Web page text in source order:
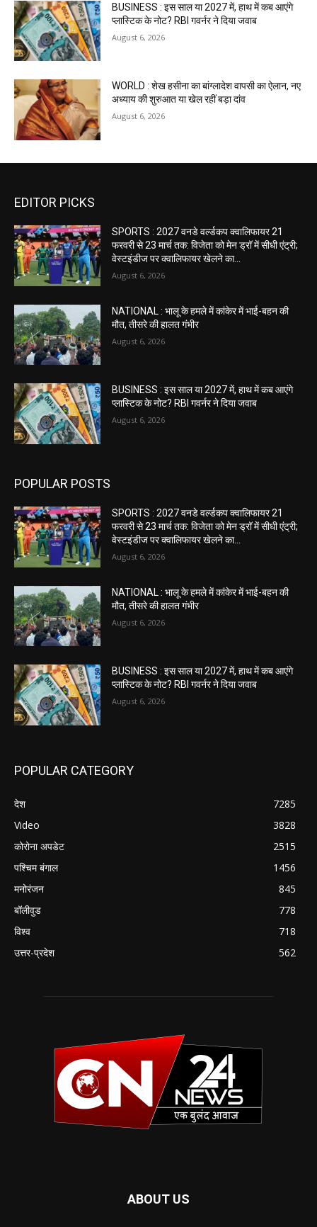
BUSINESS : इस साल या 2027 में, हाथ में कब आएंगे
प्लास्टिक के नोट? RBI गवर्नर ने दिया जवाब
August 6, 2026
WORLD : शेख हसीना का बांग्लादेश वापसी का ऐलान, नए
अध्याय की शुरुआत या खेल रहीं बड़ा दांव
August 6, 2026
EDITOR PICKS
SPORTS : 2027 वनडे वर्ल्डकप क्वालिफायर 21
फरवरी से 23 मार्च तक: विजेता को मेन ड्रॉ में सीधी एंट्री;
वेस्टइंडीज पर क्वालिफायर खेलने का...
August 6, 2026
NATIONAL : भालू के हमले में कांकेर में भाई-बहन की
मौत, तीसरे की हालत गंभीर
August 6, 2026
BUSINESS : इस साल या 2027 में, हाथ में कब आएंगे
प्लास्टिक के नोट? RBI गवर्नर ने दिया जवाब
August 6, 2026
POPULAR POSTS
SPORTS : 2027 वनडे वर्ल्डकप क्वालिफायर 21
फरवरी से 23 मार्च तक: विजेता को मेन ड्रॉ में सीधी एंट्री;
वेस्टइंडीज पर क्वालिफायर खेलने का...
August 6, 2026
NATIONAL : भालू के हमले में कांकेर में भाई-बहन की
मौत, तीसरे की हालत गंभीर
August 6, 2026
BUSINESS : इस साल या 2027 में, हाथ में कब आएंगे
प्लास्टिक के नोट? RBI गवर्नर ने दिया जवाब
August 6, 2026
POPULAR CATEGORY
देश
7285
Video
3828
कोरोना अपडेट
2515
पश्चिम बंगाल
1456
मनोरंजन
845
बॉलीवुड
778
विश्व
718
उत्तर-प्रदेश
562
ABOUT US